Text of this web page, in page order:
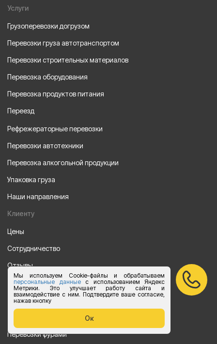
Мы используем Cookie-файлы и обрабатываем
персональные данныес использованием Яндекс
Метрики. Это улучшает работу сайта и
взаимодействие с ним. Подтвердите ваше согласие,
нажав кнопку
Ок
Услуги
Грузоперевозки догрузом
Перевозки груза автотранспортом
Перевозки строительных материалов
Перевозка оборудования
Перевозка продуктов питания
Переезд
Рефрежераторные перевозки
Перевозки автотехники
Перевозка алкогольной продукции
Упаковка груза
Наши направления
Клиенту
Цены
Сотрудничество
Отзывы
Партнеры
Акции
Перевозки фурами